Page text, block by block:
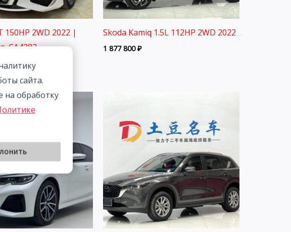
150HP 2WD 2022 |
CA4282
Skoda Kamiq 1.5L 112HP 2WD 2022
1 877 800₽
сайта.
на обработку